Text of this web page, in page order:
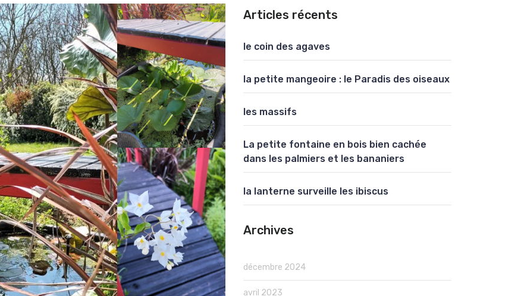
Articles récents
le coin des agaves
la petite mangeoire : le Paradis des oiseaux
les massifs
La petite fontaine en bois bien cachée
dans les palmiers et les bananiers
la lanterne surveille les ibiscus
Archives
décembre 2024
avril 2023